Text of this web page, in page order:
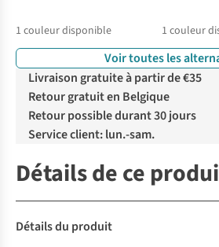
1 couleur disponible 1 couleur
Voir toutes les
Livraison gratuite à partir de €35
Retour gratuit en Belgique
Retour possible durant 30 jours
Service client: lun.-sam.
Détails de ce
Détails du produit